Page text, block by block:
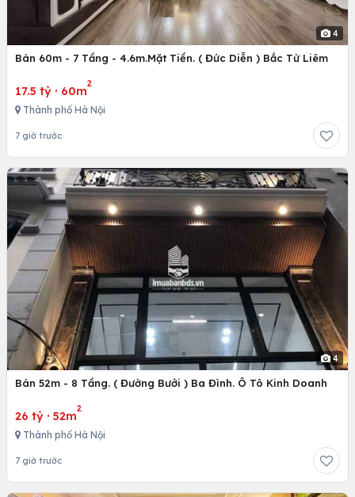
4
Bán 60m - 7 Tầng - 4.6m.Mặt Tiền. ( Đức Diễn ) Bắc Từ Liêm
17.5 tỷ · 60m
2
Thành phố Hà Nội
7 giờ trước
4
Bán 52m - 8 Tầng. ( Đường Bưởi ) Ba Đình. Ô Tô Kinh Doanh
26 tỷ · 52m
2
Thành phố Hà Nội
7 giờ trước